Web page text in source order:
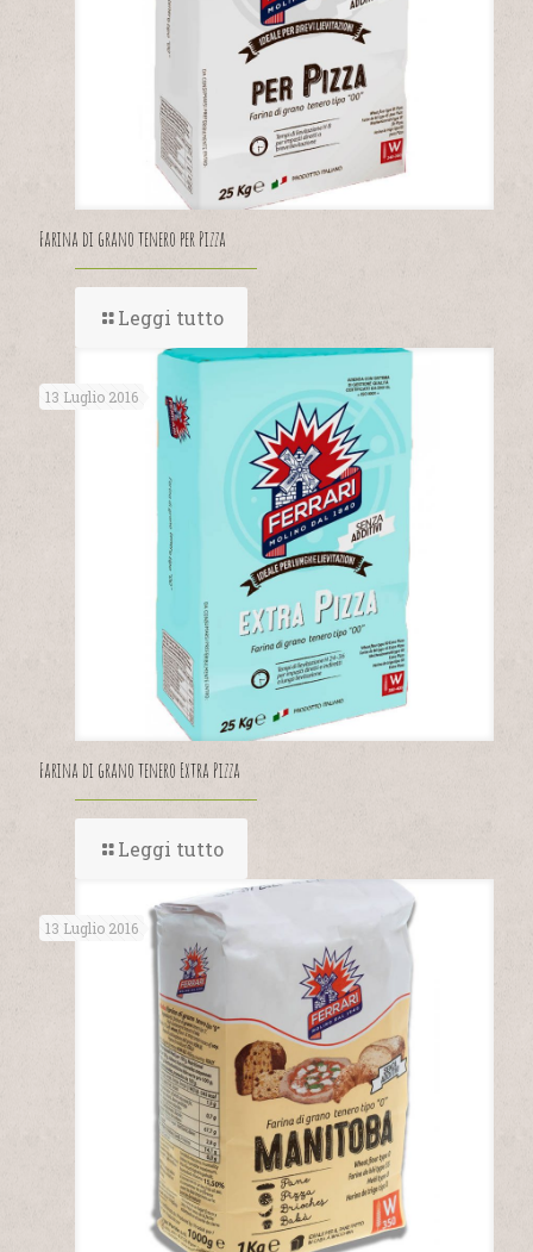
Farina di grano tenero per Pizza
Leggi tutto
13 Luglio 2016
Farina di grano tenero Extra Pizza
Leggi tutto
13 Luglio 2016